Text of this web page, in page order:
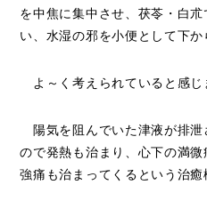
を中焦に集中させ、茯苓・白
い、水湿の邪を小便として下か
よ～く考えられていると感じ
陽気を阻んでいた津液が排泄
ので発熱も治まり、心下の満
強痛も治まってくるという治癒